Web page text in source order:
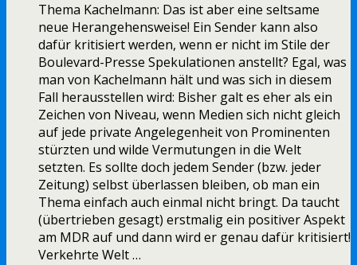
Thema Kachelmann: Das ist aber eine seltsame
neue Herangehensweise! Ein Sender kann also
dafür kritisiert werden, wenn er nicht im Stile der
Boulevard-Presse Spekulationen anstellt? Egal, was
man von Kachelmann hält und was sich in diesem
Fall herausstellen wird: Bisher galt es eher als ein
Zeichen von Niveau, wenn Medien sich nicht gleich
auf jede private Angelegenheit von Prominenten
stürzten und wilde Vermutungen in die Welt
setzten. Es sollte doch jedem Sender (bzw. jeder
Zeitung) selbst überlassen bleiben, ob man ein
Thema einfach auch einmal nicht bringt. Da taucht
(übertrieben gesagt) erstmalig ein positiver Aspekt
am MDR auf und dann wird er genau dafür kritisiert!
Verkehrte Welt …